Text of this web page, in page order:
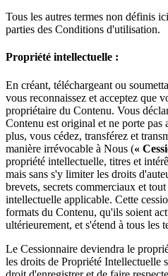
Tous les autres termes non définis
parties des Conditions d'utilisation.
Propriété intellectuelle :
En créant, téléchargeant ou
vous reconnaissez et acceptez que
propriétaire du Contenu. Vous
Contenu est original et ne porte pas
plus, vous cédez, transférez et
manière irrévocable à Nous («
propriété intellectuelle, titres et
mais sans s'y limiter les droits
brevets, secrets commerciaux et
intellectuelle applicable. Cette
formats du Contenu, qu'ils soient
ultérieurement, et s'étend à tous les
Le Cessionnaire deviendra le
les droits de Propriété Intellectuelle